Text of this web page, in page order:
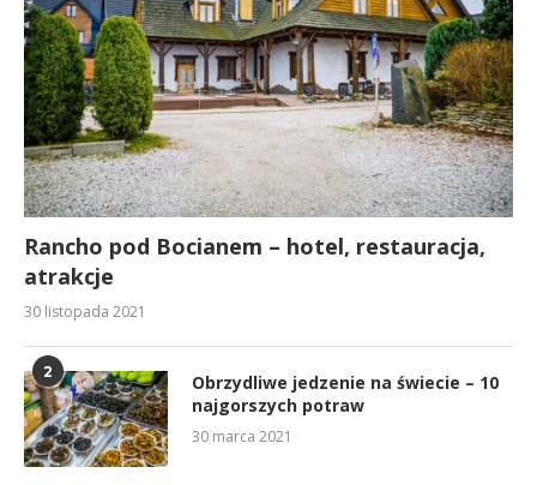
Rancho pod Bocianem – hotel, restauracja,
atrakcje
30 listopada 2021
2
Obrzydliwe jedzenie na świecie – 10
najgorszych potraw
30 marca 2021